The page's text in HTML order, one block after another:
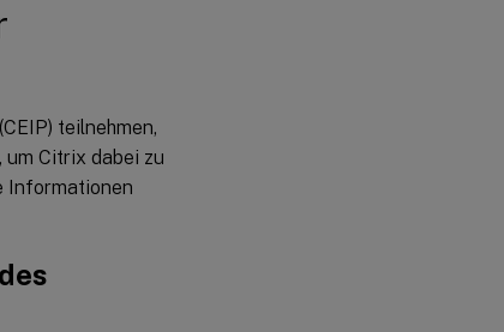
teilnehmen,
Citrix dabei zu
Informationen